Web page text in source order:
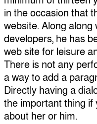
in the occasion that
website. Along
developers, he has
web site for leisure
There is not any
a way to add a
Directly having a
the important thing if
about her or him.